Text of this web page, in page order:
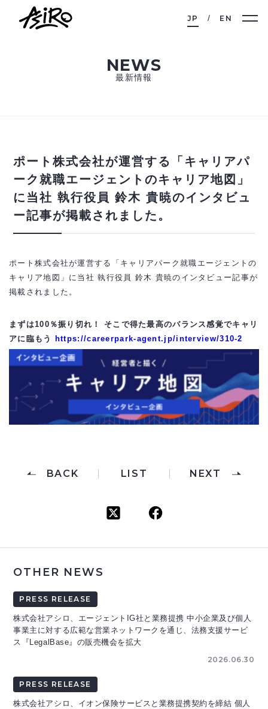
JP EN
NEWS
最新情報
ポート株式会社が運営する「キャリアパ
ーク就職エージェントのキャリア地図」
に当社 執行役員 鈴木 貴暁のインタビュ
ー記事が掲載されました。
ポート株式会社が運営する「キャリアパーク就職エージェントの
キャリア地図」に当社 執行役員 鈴木 貴暁のインタビュー記事が
掲載されました。
まずは100％振り切れ！ そこで得た最高のバランス感覚でキャリ
アに臨もう
https://careerpark-agent.jp/interview/310-2
BACK LIST NEXT
OTHER NEWS
PRESS RELEASE
株式会社アシロ、エージェントIG社と業務提携 中小企業及び個人
事業主に対する広範な営業ネットワークを通じ、法務支援サービ
ス『LegalBase』の販売機会を拡大
2026.06.30
PRESS RELEASE
株式会社アシロ、イオン保険サービスと業務提携契約を締結 個人